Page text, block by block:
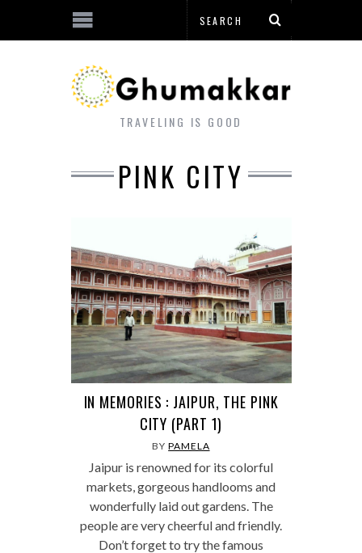
TRAVELING IS GOOD
PINK CITY
IN MEMORIES : JAIPUR, THE PINK
CITY (PART 1)
BYPAMELA
Jaipur is renowned for its colorful
markets, gorgeous handlooms and
wonderfully laid out gardens. The
people are very cheerful and friendly.
Don’t forget to try the famous